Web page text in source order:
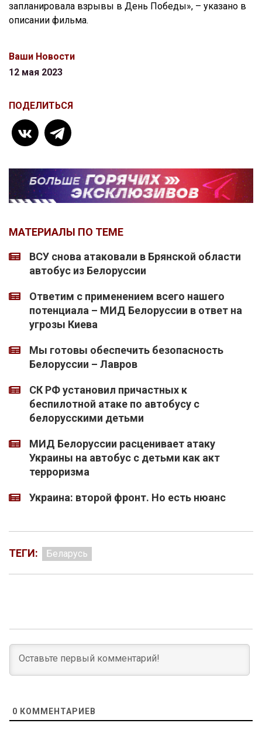
запланировала взрывы в День Победы», – указано в
описании фильма.
Ваши Новости
12 мая 2023
ПОДЕЛИТЬСЯ
МАТЕРИАЛЫ ПО ТЕМЕ
ВСУ снова атаковали в Брянской области
автобус из Белоруссии
Ответим с применением всего нашего
потенциала – МИД Белоруссии в ответ на
угрозы Киева
Мы готовы обеспечить безопасность
Белоруссии – Лавров
СК РФ установил причастных к
беспилотной атаке по автобусу с
белорусскими детьми
МИД Белоруссии расценивает атаку
Украины на автобус с детьми как акт
терроризма
Украина: второй фронт. Но есть нюанс
ТЕГИ: Беларусь
0 КОММЕНТАРИЕВ